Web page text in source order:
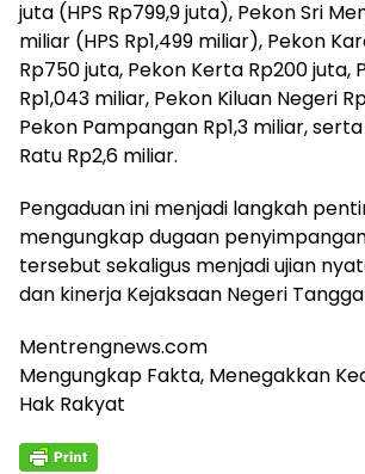
juta (HPS Rp799,9 juta), Pekon Sri
miliar (HPS Rp1,499 miliar), Pekon
Rp750 juta, Pekon Kerta Rp200 juta,
Rp1,043 miliar, Pekon Kiluan Negeri
Pekon Pampangan Rp1,3 miliar,
Ratu Rp2,6 miliar.
Pengaduan ini menjadi langkah
mengungkap dugaan
tersebut sekaligus menjadi ujian
dan kinerja Kejaksaan Negeri
Mentrengnews.com
Mengungkap Fakta, Menegakkan
Hak Rakyat